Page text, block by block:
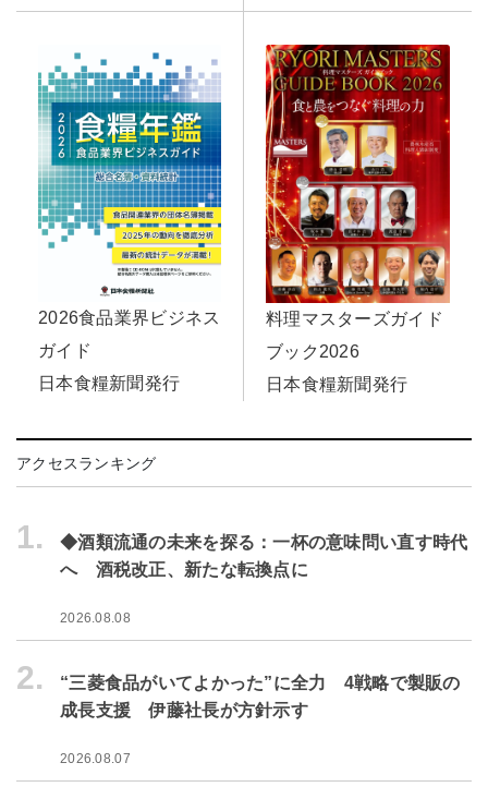
2026食品業界ビジネス
ガイド
日本食糧新聞発行
料理マスターズガイド
ブック2026
日本食糧新聞発行
アクセスランキング
1.
◆酒類流通の未来を探る：一杯の意味問い直す時代
へ 酒税改正、新たな転換点に
2026.08.08
2.
“三菱食品がいてよかった”に全力 4戦略で製販の
成長支援 伊藤社長が方針示す
2026.08.07